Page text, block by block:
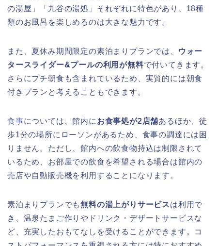
の湯屋」「九谷の湯処」それぞれに特色があり、18種
類のお風呂を楽しめるのは大きな魅力です。
また、夏休み期間限定の素泊まりプランでは、
ウォー
タースライダー&プールの利用が無料で付いてきます。
さらにプチ朝食も含まれているため、実質的には朝食
付きプランと考えることもできます。
食事については、館内に お食事処が2店舗あるほか、徒
歩1分の場所にローソンがあるため、食事の調達には困
りません。ただし、館内への飲食物持込は制限されて
いるため、お部屋での飲食を希望される場合は館内の
売店や自動販売機を利用することになります。
素泊まりプランでも無料の湯上がりサービスは利用で
き、温泉たまご作りやドリンク・デザートサービスな
ど、充実したおもてなしを受けることができます。コ